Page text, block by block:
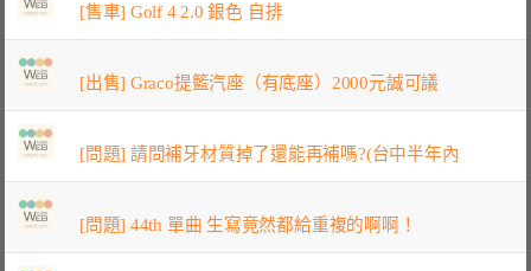
[售車] Golf 4 2.0 銀色 自排
[出售] Graco提籃汽座（有底座）2000元誠可議
[問題] 請問補牙材質掉了還能再補嗎?(台中半年內
[問題] 44th 單曲 生寫竟然都給重複的啊啊！